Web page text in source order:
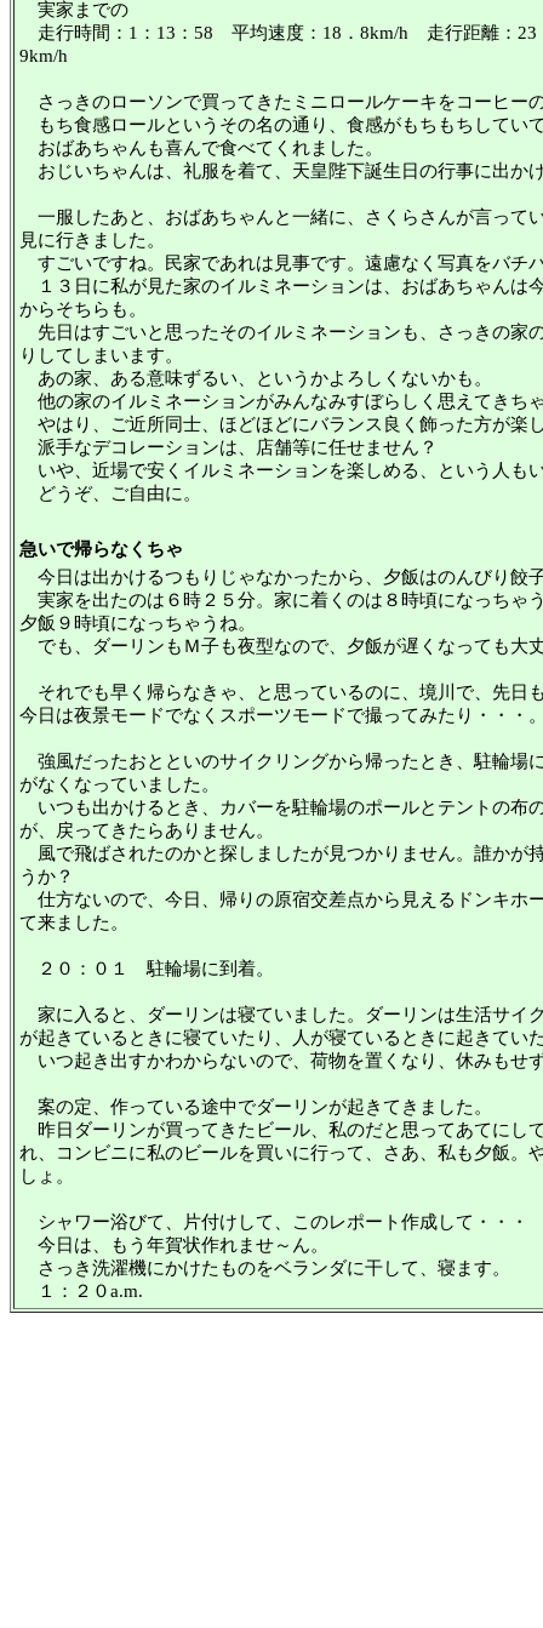
実家までの
走行時間：1：13：58 平均速度：18．8km/h 走行距離：
9km/h
さっきのローソンで買ってきたミニロールケーキをコーヒー
もち食感ロールというその名の通り、食感がもちもちしてい
おばあちゃんも喜んで食べてくれました。
おじいちゃんは、礼服を着て、天皇陛下誕生日の行事に出か
一服したあと、おばあちゃんと一緒に、さくらさんが言って
見に行きました。
すごいですね。民家であれは見事です。遠慮なく写真をバチ
１３日に私が見た家のイルミネーションは、おばあちゃんは
からそちらも。
先日はすごいと思ったそのイルミネーションも、さっきの家
りしてしまいます。
あの家、ある意味ずるい、というかよろしくないかも。
他の家のイルミネーションがみんなみすぼらしく思えてきち
やはり、ご近所同士、ほどほどにバランス良く飾った方が楽
派手なデコレーションは、店舗等に任せません？
いや、近場で安くイルミネーションを楽しめる、という人も
どうぞ、ご自由に。
急いで帰らなくちゃ
今日は出かけるつもりじゃなかったから、夕飯はのんびり餃
実家を出たのは６時２５分。家に着くのは８時頃になっちゃ
夕飯９時頃になっちゃうね。
でも、ダーリンもＭ子も夜型なので、夕飯が遅くなっても大
それでも早く帰らなきゃ、と思っているのに、境川で、先日
今日は夜景モードでなくスポーツモードで撮ってみたり・・・
強風だったおとといのサイクリングから帰ったとき、駐輪場
がなくなっていました。
いつも出かけるとき、カバーを駐輪場のポールとテントの布
が、戻ってきたらありません。
風で飛ばされたのかと探しましたが見つかりません。誰かが
うか？
仕方ないので、今日、帰りの原宿交差点から見えるドンキホ
て来ました。
２０：０１ 駐輪場に到着。
家に入ると、ダーリンは寝ていました。ダーリンは生活サイ
が起きているときに寝ていたり、人が寝ているときに起きてい
いつ起き出すかわからないので、荷物を置くなり、休みもせ
案の定、作っている途中でダーリンが起きてきました。
昨日ダーリンが買ってきたビール、私のだと思ってあてにし
れ、コンビニに私のビールを買いに行って、さあ、私も夕飯。
しょ。
シャワー浴びて、片付けして、このレポート作成して・・・
今日は、もう年賀状作れませ～ん。
さっき洗濯機にかけたものをベランダに干して、寝ます。
１：２０a.m.